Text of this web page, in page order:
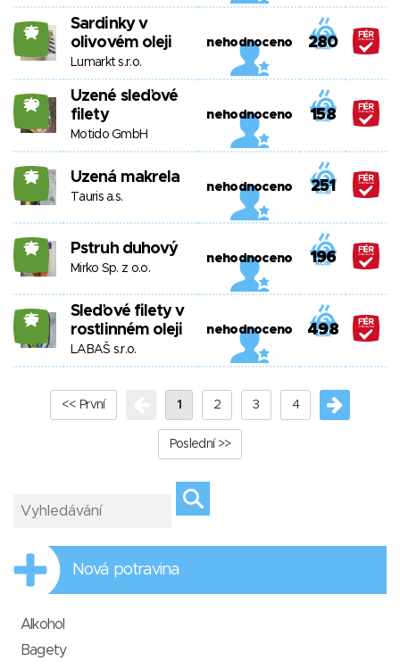
25
Sardinky v
olivovém oleji
Lumarkt s.r.o.
nehodnoceno 280
20
Uzené sleďové
filety
Motido GmbH
nehodnoceno 158
25 Uzená makrela
Tauris a.s.
nehodnoceno 251
25 Pstruh duhový
Mirko Sp. z o.o.
nehodnoceno 196
25
Sleďové filety v
rostlinném oleji
LABAŠ s.r.o.
nehodnoceno 498
<< První 1 2 3 4
Poslední >>
Nová potravina
Alkohol
Bagety